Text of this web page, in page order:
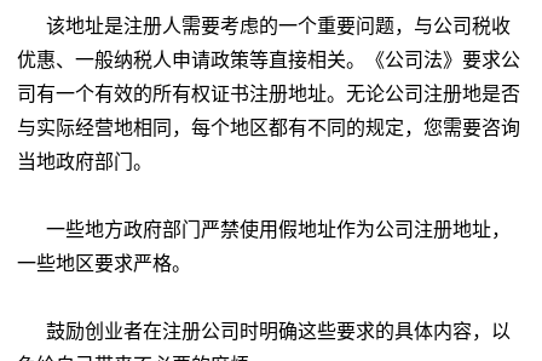
该地址是注册人需要考虑的一个重要问题，与公司税收
优惠、一般纳税人申请政策等直接相关。《公司法》要求公
司有一个有效的所有权证书注册地址。无论公司注册地是否
与实际经营地相同，每个地区都有不同的规定，您需要咨询
当地政府部门。
一些地方政府部门严禁使用假地址作为公司注册地址，
一些地区要求严格。
鼓励创业者在注册公司时明确这些要求的具体内容，以